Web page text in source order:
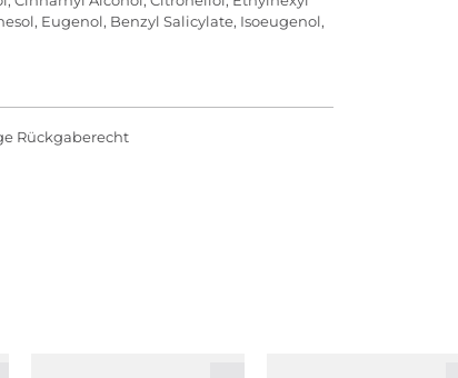
Eugenol, Benzyl Salicylate, Isoeugenol,
Rückgaberecht